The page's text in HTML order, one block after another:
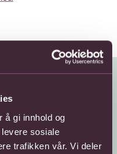
å gi innhold og
sosiale
trafikken vår. Vi deler